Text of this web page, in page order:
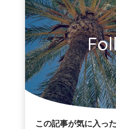
この記事が気に入っ